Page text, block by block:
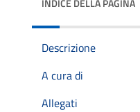
Descrizione
A cura di
Allegati